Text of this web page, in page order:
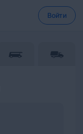
Войти